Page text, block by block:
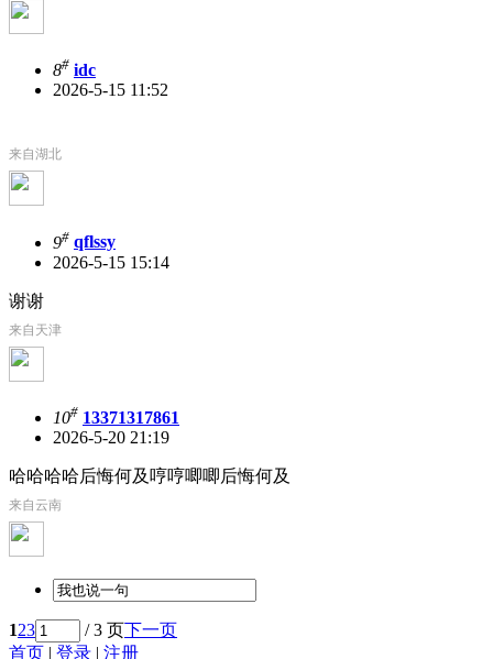
8# idc
2026-5-15 11:52
来自湖北
9# qflssy
2026-5-15 15:14
谢谢
来自天津
10# 13371317861
2026-5-20 21:19
哈哈哈哈后悔何及哼哼唧唧后悔何及
来自云南
123 / 3 页下一页
首页 | 登录 | 注册